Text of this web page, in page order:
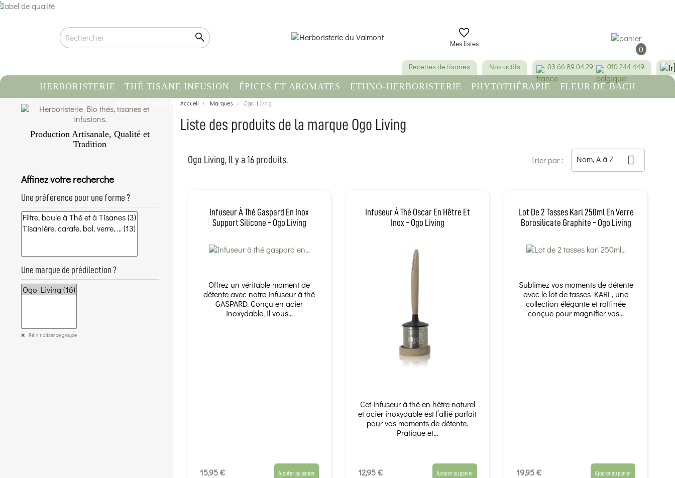
Mes listes 0
Recettes de tisanes Nos actifs 03 66 89 04 29 010 244 449
HERBORISTERIE THÉ TISANE INFUSION ÉPICES ET AROMATES ETHNO-HERBORISTERIE PHYTOTHÉRAPIE
FLEUR DE BACH
HUILE ESSENTIELLE
COMPLÉMENT ALIMENTAIRE
Production Artisanale, Qualité et
Tradition
Conditionnement artisanal à la main
Affinez votre recherche
Une préférence pour une forme ?
Une marque de prédilection ?
Réinitialiser ce groupe
Accueil Marques Ogo Living
Liste des produits de la marque Ogo Living
Ogo Living, Il y a 16 produits. Trier par : Nom, A à Z 
Infuseur À Thé Gaspard En Inox
Support Silicone - Ogo Living
Offrez un véritable moment de
détente avec notre infuseur à thé
GASPARD. Conçu en acier
inoxydable, il vous...
15,95 € Ajouter au panier
Infuseur À Thé Oscar En Hêtre Et
Inox - Ogo Living
Cet infuseur à thé en hêtre naturel
et acier inoxydable est l’allié parfait
pour vos moments de détente.
Pratique et...
12,95 € Ajouter au panier
Lot De 2 Tasses Karl 250ml En Verre
Borosilicate Graphite - Ogo Living
Sublimez vos moments de détente
avec le lot de tasses KARL, une
collection élégante et raffinée
conçue pour magnifier vos...
19,95 € Ajouter au panier